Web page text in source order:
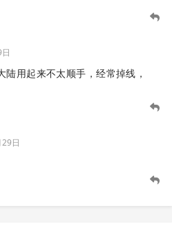
用起来不太顺手，经常掉线，
日